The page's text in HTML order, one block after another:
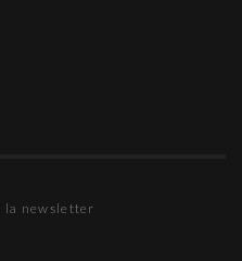
la newsletter